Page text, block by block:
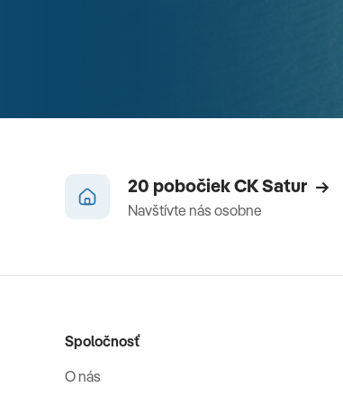
20 pobočiek CK Satur
Navštívte nás osobne
Spoločnosť
O nás